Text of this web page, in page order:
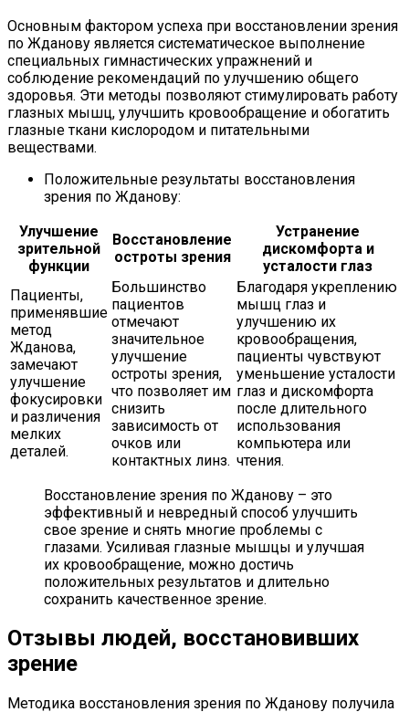
Основным фактором успеха при восстановлении зрения
по Жданову является систематическое выполнение
специальных гимнастических упражнений и
соблюдение рекомендаций по улучшению общего
здоровья. Эти методы позволяют стимулировать работу
глазных мышц, улучшить кровообращение и обогатить
глазные ткани кислородом и питательными
веществами.
Положительные результаты восстановления
зрения по Жданову:
Улучшение
зрительной
функции
Восстановление
остроты зрения
Устранение
дискомфорта и
усталости глаз
Пациенты,
применявшие
метод
Жданова,
замечают
улучшение
фокусировки
и различения
мелких
деталей.
Большинство
пациентов
отмечают
значительное
улучшение
остроты зрения,
что позволяет им
снизить
зависимость от
очков или
контактных линз.
Благодаря укреплению
мышц глаз и
улучшению их
кровообращения,
пациенты чувствуют
уменьшение усталости
глаз и дискомфорта
после длительного
использования
компьютера или
чтения.
Восстановление зрения по Жданову – это
эффективный и невредный способ улучшить
свое зрение и снять многие проблемы с
глазами. Усиливая глазные мышцы и улучшая
их кровообращение, можно достичь
положительных результатов и длительно
сохранить качественное зрение.
Отзывы людей, восстановивших
зрение
Методика восстановления зрения по Жданову получила